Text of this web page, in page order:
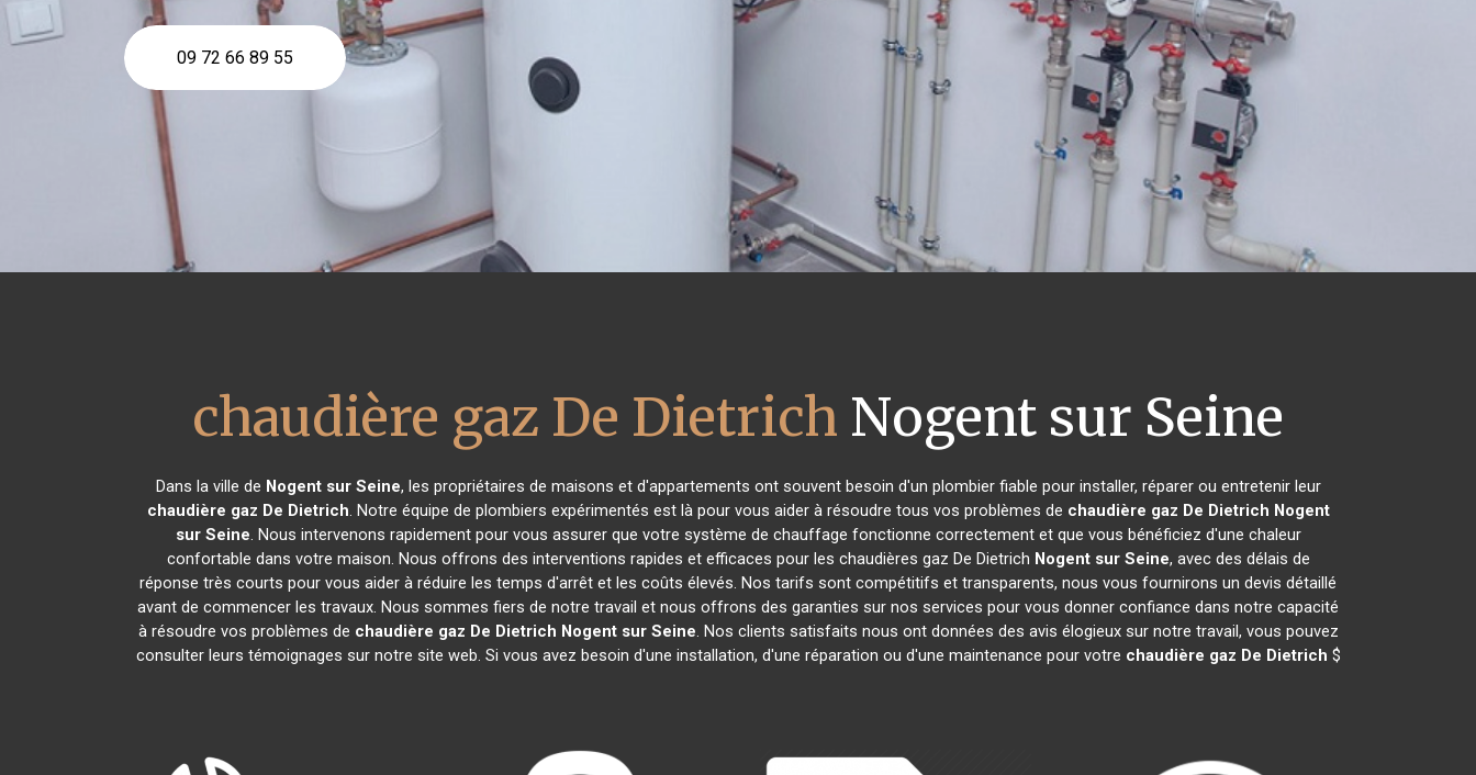
09 72 66 89 55
chaudière gaz De Dietrich Nogent sur Seine
Dans la ville de Nogent sur Seine, les propriétaires de maisons et d'appartements ont souvent besoin d'un plombier fiable pour installer, réparer ou entretenir leur
chaudière gaz De Dietrich. Notre équipe de plombiers expérimentés est là pour vous aider à résoudre tous vos problèmes de chaudière gaz De Dietrich Nogent
sur Seine. Nous intervenons rapidement pour vous assurer que votre système de chauffage fonctionne correctement et que vous bénéficiez d'une chaleur
confortable dans votre maison. Nous offrons des interventions rapides et efficaces pour les chaudières gaz De Dietrich Nogent sur Seine, avec des délais de
réponse très courts pour vous aider à réduire les temps d'arrêt et les coûts élevés. Nos tarifs sont compétitifs et transparents, nous vous fournirons un devis détaillé
avant de commencer les travaux. Nous sommes fiers de notre travail et nous offrons des garanties sur nos services pour vous donner confiance dans notre capacité
à résoudre vos problèmes de chaudière gaz De Dietrich Nogent sur Seine. Nos clients satisfaits nous ont données des avis élogieux sur notre travail, vous pouvez
consulter leurs témoignages sur notre site web. Si vous avez besoin d'une installation, d'une réparation ou d'une maintenance pour votre chaudière gaz De Dietrich $